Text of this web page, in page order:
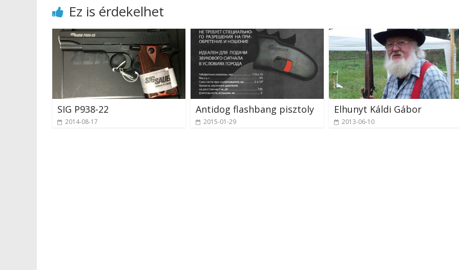
Ez is érdekelhet
SIG P938-22
2014-08-17
Antidog flashbang pisztoly
2015-01-29
Elhunyt Káldi Gábor
2013-06-10